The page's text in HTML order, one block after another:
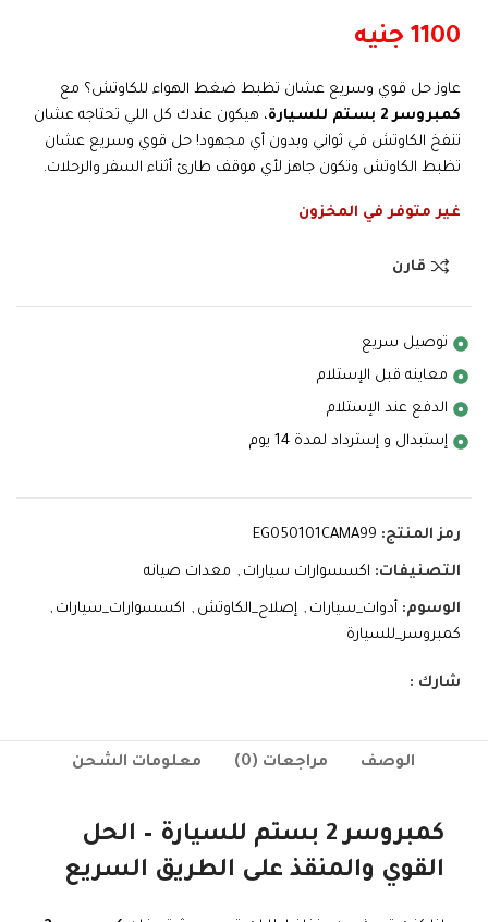
1100 جنيه
عاوز حل قوي وسريع عشان تظبط ضغط الهواء للكاوتش؟ مع
كمبروسر 2 بستم للسيارة
، هيكون عندك كل اللي تحتاجه عشان
تنفخ الكاوتش في ثواني وبدون أي مجهود! حل قوي وسريع عشان
تظبط الكاوتش وتكون جاهز لأي موقف طارئ أثناء السفر والرحلات.
غير متوفر في المخزون
قارن
توصيل سريع
معاينه قبل الإستلام
الدفع عند الإستلام
إستبدال و إسترداد لمدة 14 يوم
رمز المنتج: EG050101CAMA99
التصنيفات: اكسسوارات سيارات , معدات صيانه
الوسوم: أدوات_سيارات , إصلاح_الكاوتش , اكسسوارات_سيارات ,
كمبروسر_للسيارة
شارك :
الوصف مراجعات (0) معلومات الشحن
كمبروسر 2 بستم للسيارة – الحل
القوي والمنقذ على الطريق السريع